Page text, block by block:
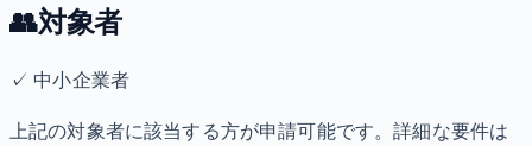
👥対象者
✓ 中小企業者
上記の対象者に該当する方が申請可能です。詳細な要件は